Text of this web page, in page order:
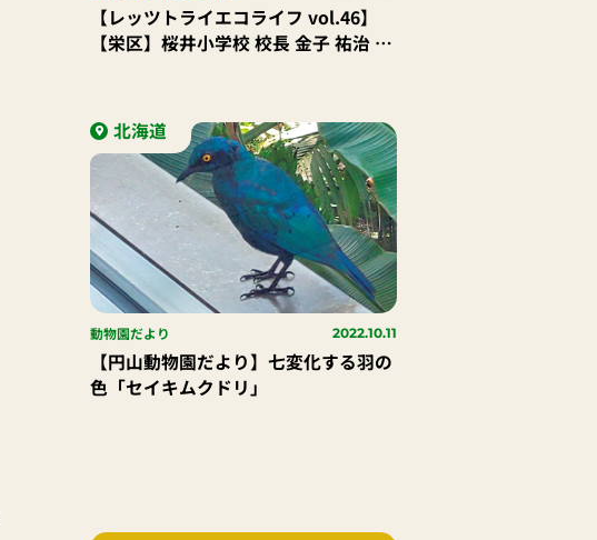
【レッツトライエコライフ vol.46】
【栄区】桜井小学校 校長 金子 祐治 先
北海道
動物園だより 2022.10.11
【円山動物園だより】七変化する羽の
色「セイキムクドリ」